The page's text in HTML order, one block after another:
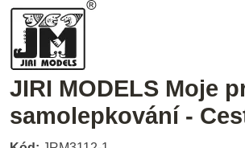
JIRI MODELS Moje
samolepkování -